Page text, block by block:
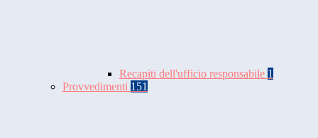
Recapiti dell'ufficio responsabile 1
Provvedimenti 151